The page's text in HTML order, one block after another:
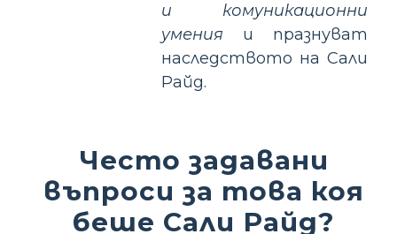
и комуникационни
умения и празнуват
наследството на Сали
Райд.
Често задавани
въпроси за това коя
беше Сали Райд?